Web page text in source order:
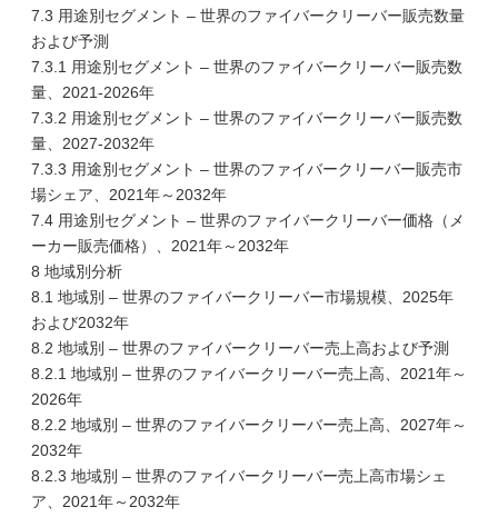
7.3 用途別セグメント – 世界のファイバークリーバー販売数量
および予測
7.3.1 用途別セグメント – 世界のファイバークリーバー販売数
量、2021-2026年
7.3.2 用途別セグメント – 世界のファイバークリーバー販売数
量、2027-2032年
7.3.3 用途別セグメント – 世界のファイバークリーバー販売市
場シェア、2021年～2032年
7.4 用途別セグメント – 世界のファイバークリーバー価格（メ
ーカー販売価格）、2021年～2032年
8 地域別分析
8.1 地域別 – 世界のファイバークリーバー市場規模、2025年
および2032年
8.2 地域別 – 世界のファイバークリーバー売上高および予測
8.2.1 地域別 – 世界のファイバークリーバー売上高、2021年～
2026年
8.2.2 地域別 – 世界のファイバークリーバー売上高、2027年～
2032年
8.2.3 地域別 – 世界のファイバークリーバー売上高市場シェ
ア、2021年～2032年